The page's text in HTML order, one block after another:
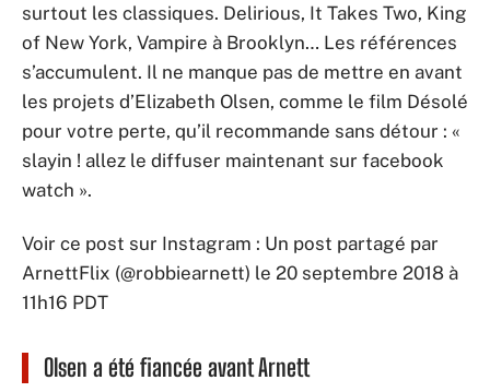
surtout les classiques. Delirious, It Takes Two, King
of New York, Vampire à Brooklyn… Les références
s’accumulent. Il ne manque pas de mettre en avant
les projets d’Elizabeth Olsen, comme le film Désolé
pour votre perte, qu’il recommande sans détour : «
slayin ! allez le diffuser maintenant sur facebook
watch ».
Voir ce post sur Instagram : Un post partagé par
ArnettFlix (@robbiearnett) le 20 septembre 2018 à
11h16 PDT
Olsen a été fiancée avant Arnett